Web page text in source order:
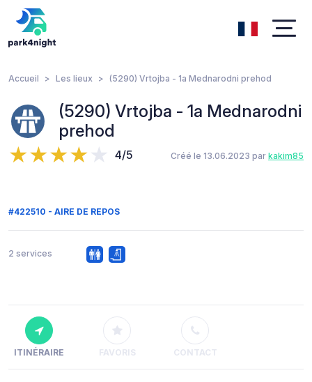
Accueil Les lieux (5290) Vrtojba - 1a Mednarodni prehod
(5290) Vrtojba - 1a Mednarodni
prehod
4/5 Créé le 13.06.2023 par kakim85
#422510 - AIRE DE REPOS
2 services
ITINÉRAIRE FAVORIS CONTACT